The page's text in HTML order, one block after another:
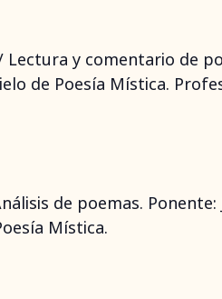
y comentario de
de Poesía Mística.
de poemas. Ponente:
Mística.